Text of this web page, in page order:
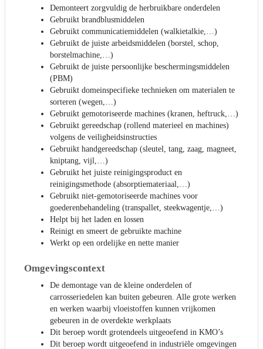
Demonteert zorgvuldig de herbruikbare onderdelen
Gebruikt brandblusmiddelen
Gebruikt communicatiemiddelen (walkietalkie,…)
Gebruikt de juiste arbeidsmiddelen (borstel, schop,
borstelmachine,…)
Gebruikt de juiste persoonlijke beschermingsmiddelen
(PBM)
Gebruikt domeinspecifieke technieken om materialen te
sorteren (wegen,…)
Gebruikt gemotoriseerde machines (kranen, heftruck,…)
Gebruikt gereedschap (rollend materieel en machines)
volgens de veiligheidsinstructies
Gebruikt handgereedschap (sleutel, tang, zaag, magneet,
kniptang, vijl,…)
Gebruikt het juiste reinigingsproduct en
reinigingsmethode (absorptiemateriaal,…)
Gebruikt niet-gemotoriseerde machines voor
goederenbehandeling (transpallet, steekwagentje,…)
Helpt bij het laden en lossen
Reinigt en smeert de gebruikte machine
Werkt op een ordelijke en nette manier
Omgevingscontext
De demontage van de kleine onderdelen of
carrosseriedelen kan buiten gebeuren. Alle grote werken
en werken waarbij vloeistoffen kunnen vrijkomen
gebeuren in de overdekte werkplaats
Dit beroep wordt grotendeels uitgeoefend in KMO’s
Dit beroep wordt uitgeoefend in industriële omgevingen